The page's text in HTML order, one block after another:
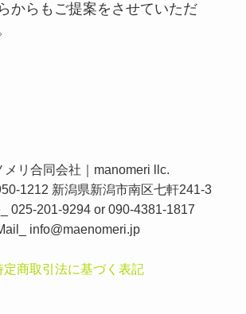
からもご提案をさせていただ
メリ合同会社｜manomeri llc.
1212 新潟県新潟市南区七軒241-3
025-201-9294 or 090-4381-1817
info@maenomeri.jp
定商取引法に基づく表記